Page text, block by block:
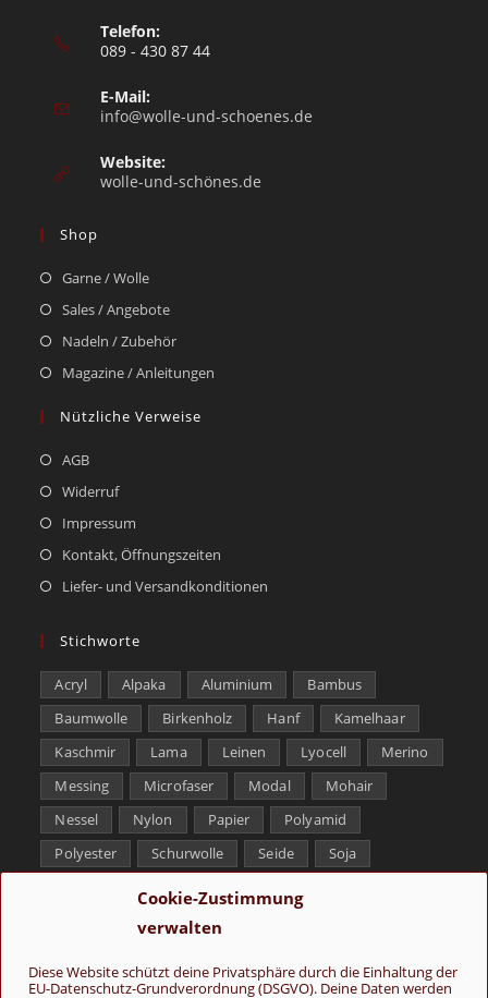
Cookie-Zustimmung
verwalten
Diese Website schützt deine Privatsphäre durch die Einhaltung der
EU-Datenschutz-Grundverordnung (DSGVO). Deine Daten werden
Telefon:
089 - 430 87 44
E-Mail:
info@wolle-und-schoenes.de
Website:
wolle-und-schönes.de
Shop
Garne / Wolle
Sales / Angebote
Nadeln / Zubehör
Magazine / Anleitungen
Nützliche Verweise
AGB
Widerruf
Impressum
Kontakt, Öffnungszeiten
Liefer- und Versandkonditionen
Stichworte
Acryl Alpaka Aluminium
Bambus
Baumwolle
Birkenholz Hanf
Kamelhaar
Kaschmir
Lama Leinen Lyocell
Merino
Messing
Microfaser Modal
Mohair
Nessel
Nylon Papier
Polyamid
Polyester
Schurwolle Seide
Soja
Tencel
Yak
Folge uns